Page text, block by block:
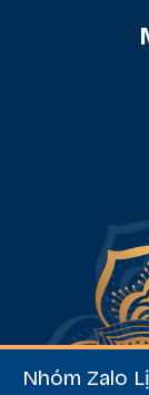
Nhóm Zalo